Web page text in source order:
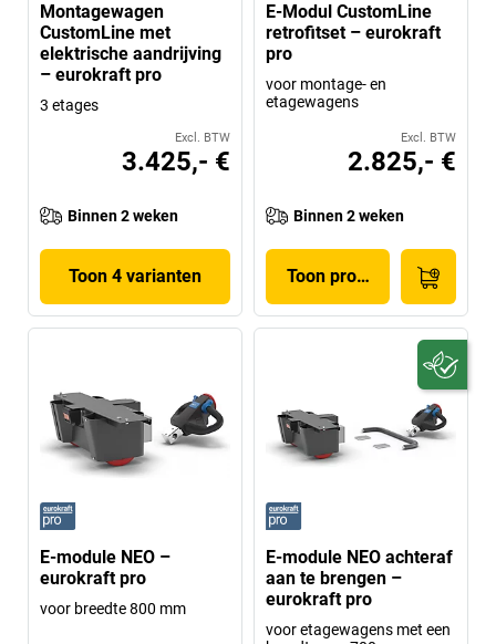
Montagewagen
CustomLine met
elektrische aandrijving
– eurokraft pro
3 etages
Excl. BTW
3.425,- €
Binnen 2 weken
Toon 4 varianten
E-Modul CustomLine
retrofitset – eurokraft
pro
voor montage- en
etagewagens
Excl. BTW
2.825,- €
Binnen 2 weken
Toon product
E-module NEO –
eurokraft pro
voor breedte 800 mm
E-module NEO achteraf
aan te brengen –
eurokraft pro
voor etagewagens met een